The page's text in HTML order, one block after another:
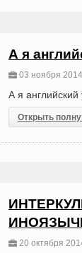
А я
03 ноября 2014
А я английский
Открыть
20 октября